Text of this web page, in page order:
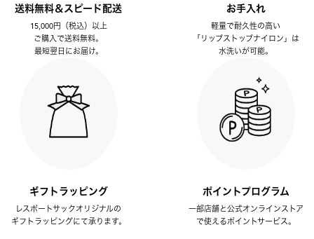
送料無料＆スピード配送
15,000円（税込）以上
ご購入で送料無料。
最短翌日にお届け。
お手入れ
軽量で耐久性の高い
「リップストップナイロン」は
水洗いが可能。
ギフトラッピング
レスポートサックオリジナルの
ギフトラッピングにて承ります。
ポイントプログラム
一部店舗と公式オンラインストア
で使えるポイントサービス。